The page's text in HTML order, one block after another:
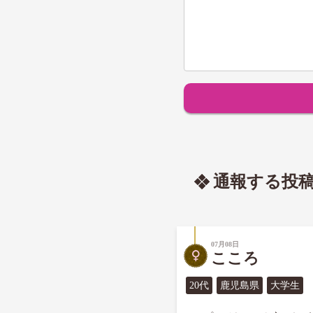
通報する投
07月08日
こころ
20代 鹿児島県 大学生